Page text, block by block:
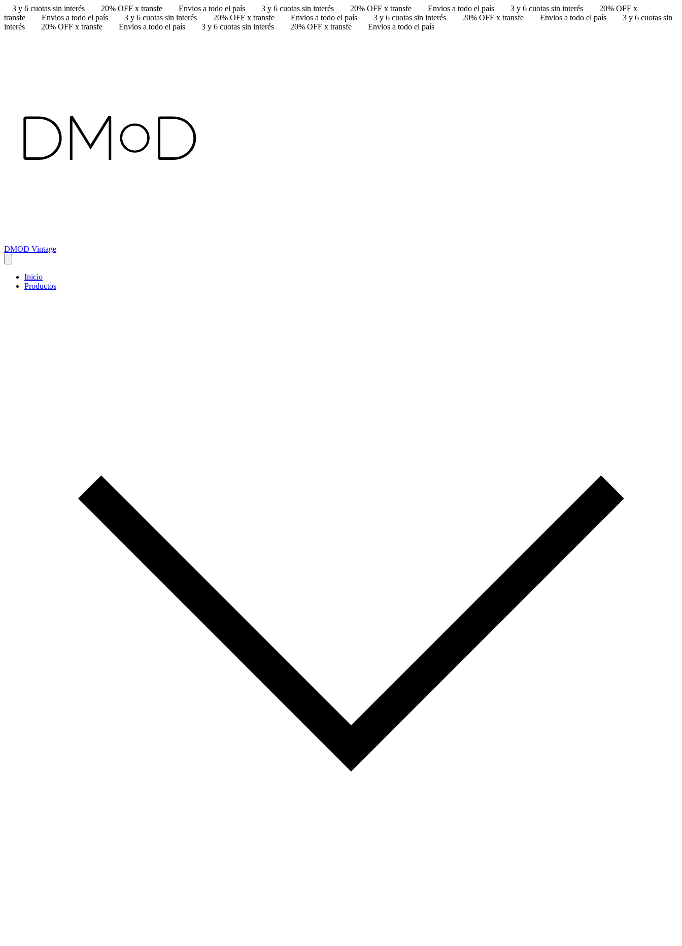
3 y 6 cuotas sin interés 20% OFF x transfe Envios a todo el país 3 y 6 cuotas sin interés 20% OFF x transfe Envios a todo el país 3 y 6 cuotas sin interés
20% OFF x
transfe
Envios a todo el país 3 y 6 cuotas sin interés 20% OFF x transfe Envios a todo el país 3 y 6 cuotas sin interés 20% OFF x transfe Envios a todo el país
3 y 6 cuotas sin
interés
20% OFF x transfe Envios a todo el país 3 y 6 cuotas sin interés 20% OFF x transfe Envios a todo el país
DMOD Vintage
Inicio
Productos